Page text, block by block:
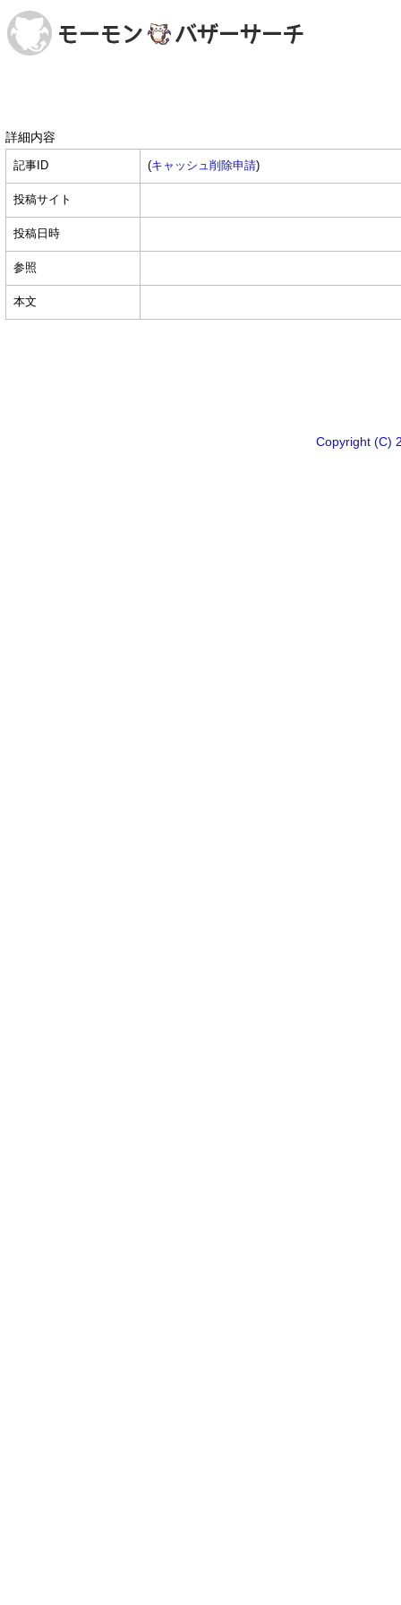
詳細内容
記事ID (キャッシュ削除申請)
投稿サイト
投稿日時
参照
本文
Copyright (C)